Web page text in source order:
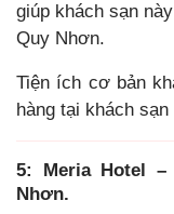
giúp khách sạn
Quy Nhơn.
Tiện ích cơ bản
hàng tại khách
5: Meria Hotel
Nhơn.